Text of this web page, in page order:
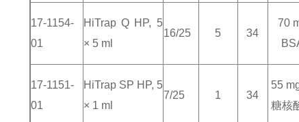
17-1154-
01
HiTrap Q HP, 5
× 5 ml
16/25 5 34
70
17-1151-
01
HiTrap SP HP, 5
× 1 ml
7/25 1 34
55
糖核